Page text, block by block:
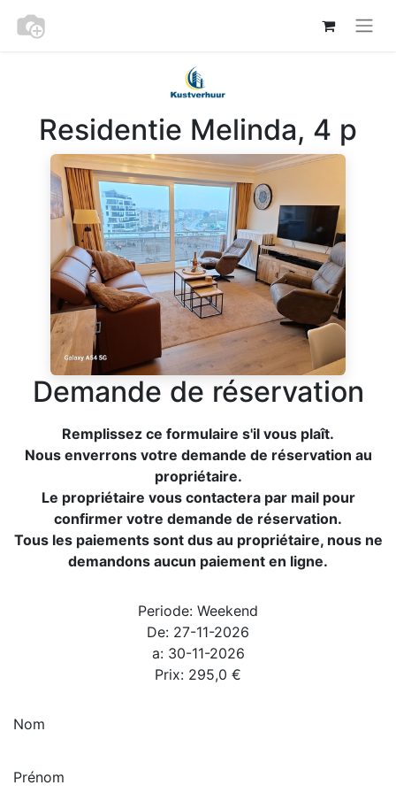
Residentie Melinda, 4 p
Demande de réservation
Remplissez ce formulaire s'il vous plaît.
Nous enverrons votre demande de réservation au
propriétaire.
Le propriétaire vous contactera par mail pour
confirmer votre demande de réservation.
Tous les paiements sont dus au propriétaire, nous ne
demandons aucun paiement en ligne.
Periode: Weekend
De: 27-11-2026
a: 30-11-2026
Prix: 295,0 €
Nom
Prénom